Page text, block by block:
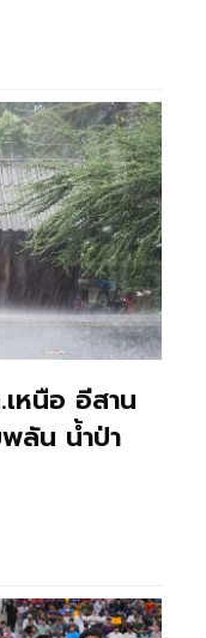
หนือ อีสาน
ลัน น้ำป่า